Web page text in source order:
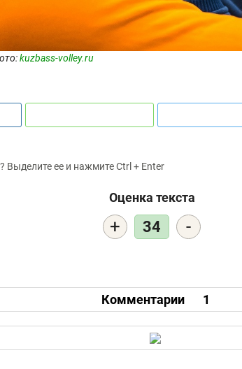
kuzbass-volley.ru
Выделите ее и нажмите Ctrl + Enter
Оценка текста
+ 34 -
Комментарии 1